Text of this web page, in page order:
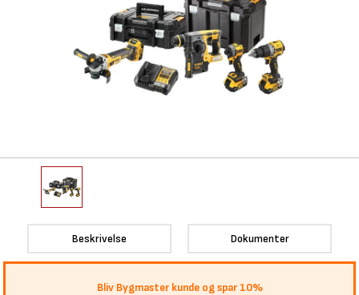
Beskrivelse Dokumenter
Bliv Bygmaster kunde og spar 10%